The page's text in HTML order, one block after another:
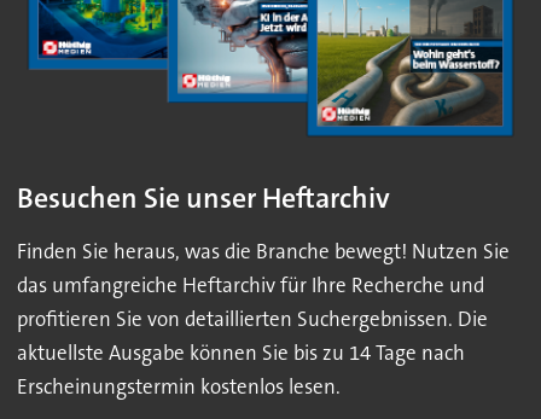
Besuchen Sie unser Heftarchiv
Finden Sie heraus, was die Branche bewegt! Nutzen Sie
das umfangreiche Heftarchiv für Ihre Recherche und
profitieren Sie von detaillierten Suchergebnissen. Die
aktuellste Ausgabe können Sie bis zu 14 Tage nach
Erscheinungstermin kostenlos lesen.